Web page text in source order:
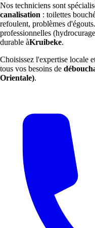
Nos techniciens sont
canalisation : toilettes
refoulent, problèmes
professionnelles
durable àKruibeke.
Choisissez l'expertise locale
tous vos besoins de
Orientale).